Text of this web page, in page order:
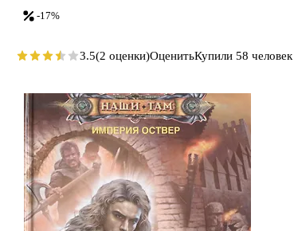
-17%
3.5(2 оценки)ОценитьКупили 58 человек